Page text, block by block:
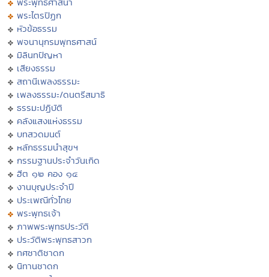
พระไตรปิฏก
หัวข้อธรรม
พจนานุกรมพุทธศาสน์
มิลินทปัญหา
เสียงธรรม
สถานีเพลงธรรมะ
เพลงธรรมะ/ดนตรีสมาธิ
ธรรมะปฏิบัติ
คลังแสงแห่งธรรม
บทสวดมนต์
หลักธรรมนำสุขฯ
กรรมฐานประจำวันเกิด
ฮีต ๑๒ คอง ๑๔
งานบุญประจำปี
ประเพณีทั่วไทย
พระพุทธเจ้า
ภาพพระพุทธประวัติ
ประวัติพระพุทธสาวก
ทศชาติชาดก
นิทานชาดก